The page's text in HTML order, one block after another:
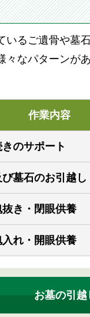
いるご遺骨や墓
々なパターンが
作業内容
のサポート
墓石のお引越し
き・閉眼供養
れ・開眼供養
お墓の引越